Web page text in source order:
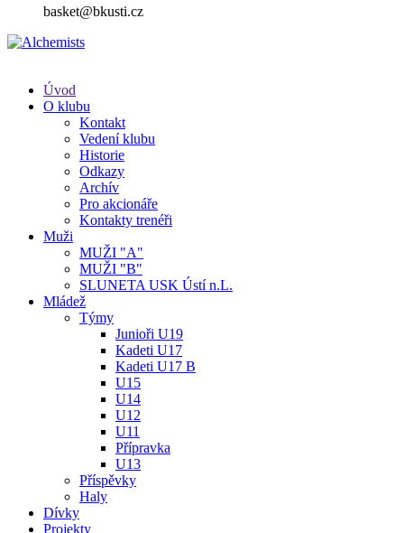
basket@bkusti.cz
Úvod
O klubu
Kontakt
Vedení klubu
Historie
Odkazy
Archív
Pro akcionáře
Kontakty trenéři
Muži
MUŽI "A"
MUŽI "B"
SLUNETA USK Ústí n.L.
Mládež
Týmy
Junioři U19
Kadeti U17
Kadeti U17 B
U15
U14
U12
U11
Přípravka
U13
Příspěvky
Haly
Dívky
Projekty